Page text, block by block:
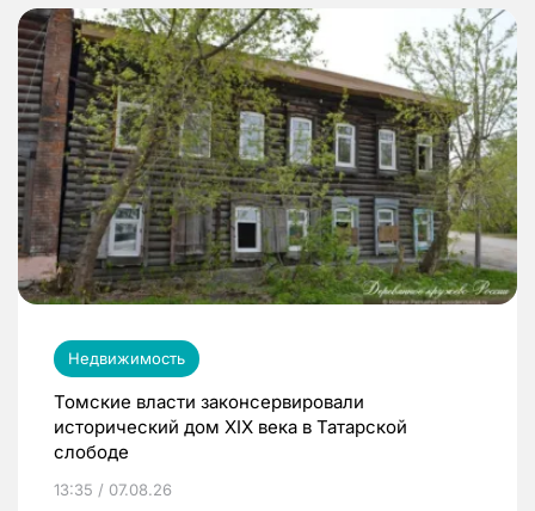
Недвижимость
Томские власти законсервировали
исторический дом XIX века в Татарской
слободе
13:35 / 07.08.26